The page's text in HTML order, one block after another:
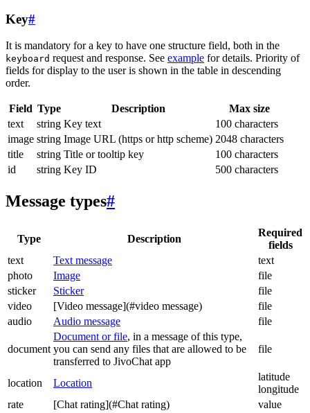
Key#
It is mandatory for a key to have one structure field, both in the
keyboard request and response. See example for details. Priority of
fields for display to the user is shown in the table in descending
order.
Field Type Description
Max size
text
string Key text
100 characters
image string Image URL (https or http scheme) 2048 characters
title
string Title or tooltip key
100 characters
id
string Key ID 500 characters
Message types#
Type Description
Required
fields
text
Text message
text
photo
Image
file
sticker
Sticker
file
video
[Video message](#video message)
file
audio
Audio message file
document
Document or file, in a message of this type,
you can send any files that are allowed to be
transferred to JivoChat app
file
location Location
latitude
longitude
rate
[Chat rating](#Chat rating)
value